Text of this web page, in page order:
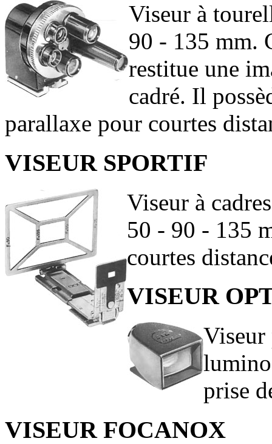
Viseur à
90 - 135 mm.
restitue une
cadré. Il
parallaxe pour courtes
VISEUR SPORTIF
Viseur à
50 - 90 - 135
courtes
VISEUR
Viseur
prise
VISEUR FOCANOX